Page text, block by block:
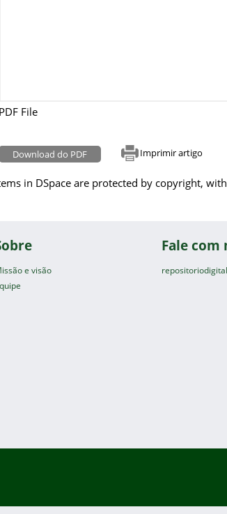
PDF File
Download do PDF Imprimir artigo
in DSpace are protected by copyright,
e visão
Fale com